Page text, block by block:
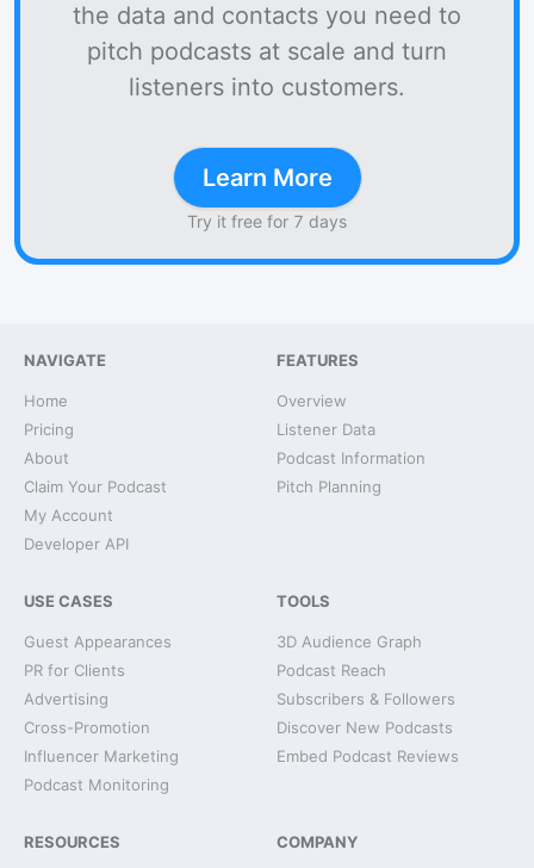
the data and contacts you need to
pitch podcasts at scale and turn
listeners into customers.
Learn More
Try it free for 7 days
NAVIGATE
Home
Pricing
About
Claim Your Podcast
My Account
Developer API
FEATURES
Overview
Listener Data
Podcast Information
Pitch Planning
USE CASES
Guest Appearances
PR for Clients
Advertising
Cross-Promotion
Influencer Marketing
Podcast Monitoring
TOOLS
3D Audience Graph
Podcast Reach
Subscribers & Followers
Discover New Podcasts
Embed Podcast Reviews
RESOURCES COMPANY